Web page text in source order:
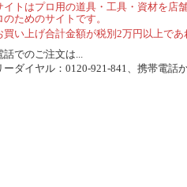
イトはプロ用の道具・工具・資材を店
のためのサイトです。
い上げ合計金額が税別2万円以上で
話でのご注文は...
ーダイヤル：0120-921-841、携帯電